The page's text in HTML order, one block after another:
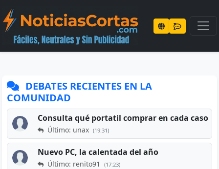
DEBATES RECIENTES EN LA
COMUNIDAD
Consulta qué portatil comprar en cada caso
Último: unax (19:31)
Nuevo PC, la calentada del año
Último: renito91 (17:23)